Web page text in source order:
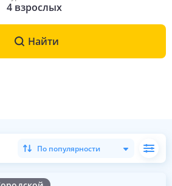
4 взрослых
Найти
По популярности